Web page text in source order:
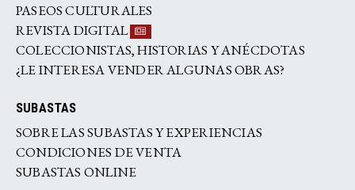
PASEOS CULTURALES
REVISTA DIGITAL
COLECCIONISTAS, HISTORIAS Y ANÉCDOTAS
¿LE INTERESA VENDER ALGUNAS OBRAS?
SUBASTAS
SOBRE LAS SUBASTAS Y EXPERIENCIAS
CONDICIONES DE VENTA
SUBASTAS ONLINE